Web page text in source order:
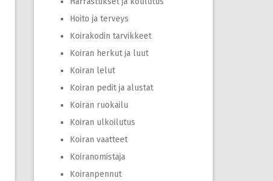
Hoito ja terveys
Koirakodin tarvikkeet
Koiran herkut ja luut
Koiran lelut
Koiran pedit ja alustat
Koiran ruokailu
Koiran ulkoilutus
Koiran vaatteet
Koiranomistaja
Koiranpennut